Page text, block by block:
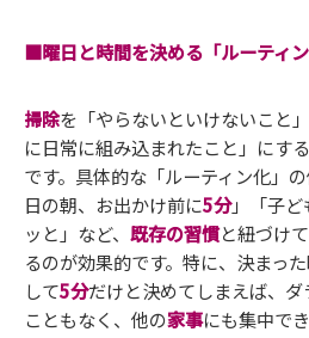
■曜日と時間を決める「ルーティ
掃除を「やらないといけないこと
に日常に組み込まれたこと」にする
です。具体的な「ルーティン化」
日の朝、お出かけ前に5分」「子ど
ッと」など、 既存の習慣と紐づけて
るのが効果的です。特に、決まっ
して5分だけと決めてしまえば、
こともなく、他の家事にも集中でき